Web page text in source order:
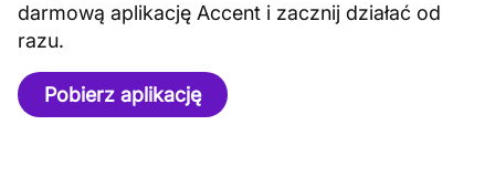
darmową aplikację Accent i zacznij działać od
razu.
Pobierz aplikację